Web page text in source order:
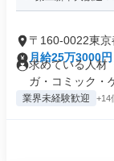
〒160-0022東
月給25万3000
求めている人材
ガ・コミック・
業界未経験歓迎 +14